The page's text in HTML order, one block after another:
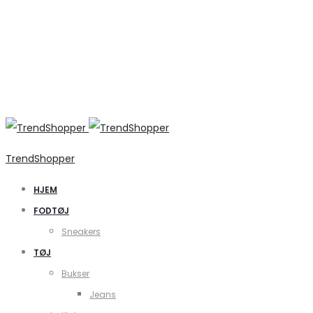
TrendShopper
HJEM
FODTØJ
Sneakers
TØJ
Bukser
Jeans